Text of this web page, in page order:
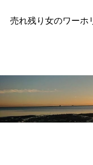
キ
プ
売れ残り女のワー